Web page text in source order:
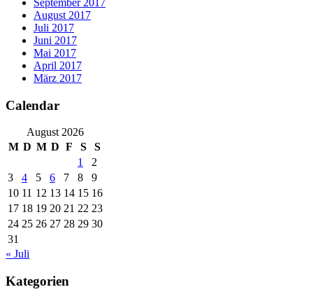
August 2017
Juli 2017
Juni 2017
Mai 2017
April 2017
März 2017
Calendar
August 2026
M D M D F S
S
1
2
3
4 5 6 7 8
9
10 11 12 13 14 15 16
17 18 19 20 21 22 23
24 25 26 27 28 29 30
31
« Juli
Kategorien